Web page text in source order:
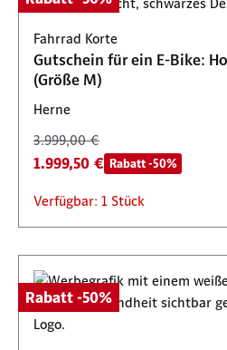
Fahrrad Korte
Gutschein für ein E-Bike:
(Größe M)
Herne
3.999,00 €
1.999,50 € Rabatt -50%
Verfügbar: 1 Stück
Rabatt -50%